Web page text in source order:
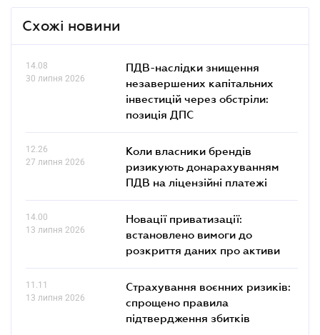
Схожі новини
14.08
30 липня 2026
ПДВ-наслідки знищення
незавершених капітальних
інвестицій через обстріли:
позиція ДПС
12.26
27 липня 2026
Коли власники брендів
ризикують донарахуванням
ПДВ на ліцензійні платежі
14.00
13 липня 2026
Новації приватизації:
встановлено вимоги до
розкриття даних про активи
11.11
13 липня 2026
Страхування воєнних ризиків:
спрощено правила
підтвердження збитків